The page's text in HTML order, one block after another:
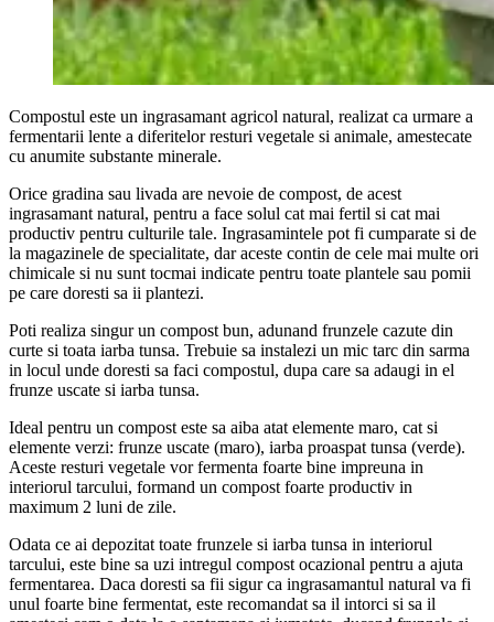
Compostul este un ingrasamant agricol natural, realizat ca urmare a
fermentarii lente a diferitelor resturi vegetale si animale, amestecate
cu anumite substante minerale.
Orice gradina sau livada are nevoie de compost, de acest
ingrasamant natural, pentru a face solul cat mai fertil si cat mai
productiv pentru culturile tale. Ingrasamintele pot fi cumparate si de
la magazinele de specialitate, dar aceste contin de cele mai multe ori
chimicale si nu sunt tocmai indicate pentru toate plantele sau pomii
pe care doresti sa ii plantezi.
Poti realiza singur un compost bun, adunand frunzele cazute din
curte si toata iarba tunsa. Trebuie sa instalezi un mic tarc din sarma
in locul unde doresti sa faci compostul, dupa care sa adaugi in el
frunze uscate si iarba tunsa.
Ideal pentru un compost este sa aiba atat elemente maro, cat si
elemente verzi: frunze uscate (maro), iarba proaspat tunsa (verde).
Aceste resturi vegetale vor fermenta foarte bine impreuna in
interiorul tarcului, formand un compost foarte productiv in
maximum 2 luni de zile.
Odata ce ai depozitat toate frunzele si iarba tunsa in interiorul
tarcului, este bine sa uzi intregul compost ocazional pentru a ajuta
fermentarea. Daca doresti sa fii sigur ca ingrasamantul natural va fi
unul foarte bine fermentat, este recomandat sa il intorci si sa il